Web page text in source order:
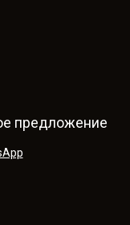
предложение